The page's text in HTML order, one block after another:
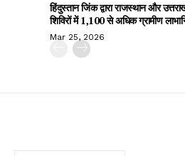
हिंदुस्तान जिंक द्वारा राजस्थान और
शिविरों में 1,100 से अधिक ग्रामीण
Mar 25, 2026